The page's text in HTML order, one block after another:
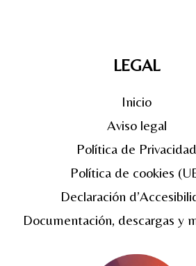
LEGAL
Inicio
Aviso legal
Política de Privacidad
Política de cookies
Declaración
Documentación, descargas y